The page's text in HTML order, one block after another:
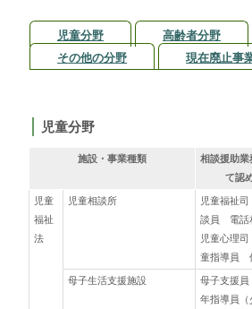
児童分野 高齢者分野
その他の分野
現在廃止事
児童分野
施設・事業種類
相談援助業
て認
児童
福祉
法
児童相談所
児童福祉
談員 電話
児童心理
童指導員
母子生活支援施設
母子支援
年指導員